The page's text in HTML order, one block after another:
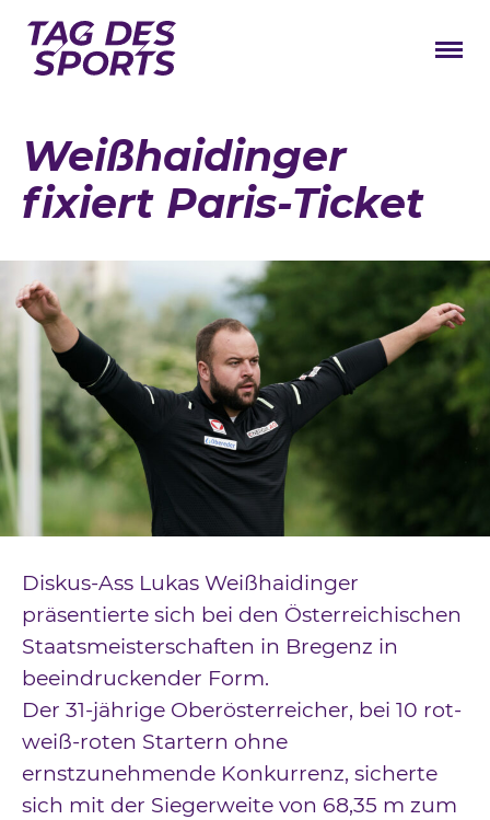
Stars
Lageplan
Galerie
Verbände
Barrierefreiheit
Downloads
Impressum
Datenschutz
Weißhaidinger
fixiert Paris-Ticket
Diskus-Ass Lukas Weißhaidinger
präsentierte sich bei den Österreichischen
Staatsmeisterschaften in Bregenz in
beeindruckender Form.
Der 31-jährige Oberösterreicher, bei 10 rot-
weiß-roten Startern ohne
ernstzunehmende Konkurrenz, sicherte
sich mit der Siegerweite von 68,35 m zum